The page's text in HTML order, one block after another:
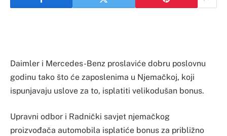
Daimler i Mercedes-Benz proslaviće dobru poslovnu
godinu tako što će zaposlenima u Njemačkoj, koji
ispunjavaju uslove za to, isplatiti velikodušan bonus.
Upravni odbor i Radnički savjet njemačkog
proizvođača automobila isplatiće bonus za približno